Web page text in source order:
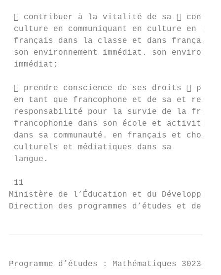
 contribuer à la vitalité de sa 
culture en communiquant en culture en
français dans la classe et dans français
son environnement immédiat. son
immédiat;
 prendre conscience de ses droits 
en tant que francophone et de sa et
responsabilité pour la survie de la
francophonie dans son école et activités
dans sa communauté. en français et
culturels et médiatiques dans sa
langue.
11
Ministère de l’Éducation et du
Direction des programmes d’études et de
Programme d’études : Mathématiques